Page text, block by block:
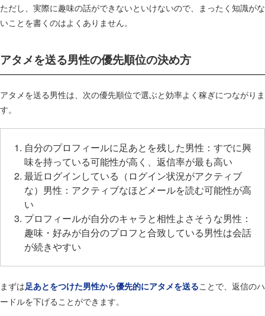
ただし、実際に趣味の話ができないといけないので、まったく知識がな
いことを書くのはよくありません。
アタメを送る男性の優先順位の決め方
アタメを送る男性は、次の優先順位で選ぶと効率よく稼ぎにつながりま
す。
自分のプロフィールに足あとを残した男性：すでに興
味を持っている可能性が高く、返信率が最も高い
最近ログインしている（ログイン状況がアクティブ
な）男性：アクティブなほどメールを読む可能性が高
い
プロフィールが自分のキャラと相性よさそうな男性：
趣味・好みが自分のプロフと合致している男性は会話
が続きやすい
まずは足あとをつけた男性から優先的にアタメを送ることで、返信のハ
ードルを下げることができます。